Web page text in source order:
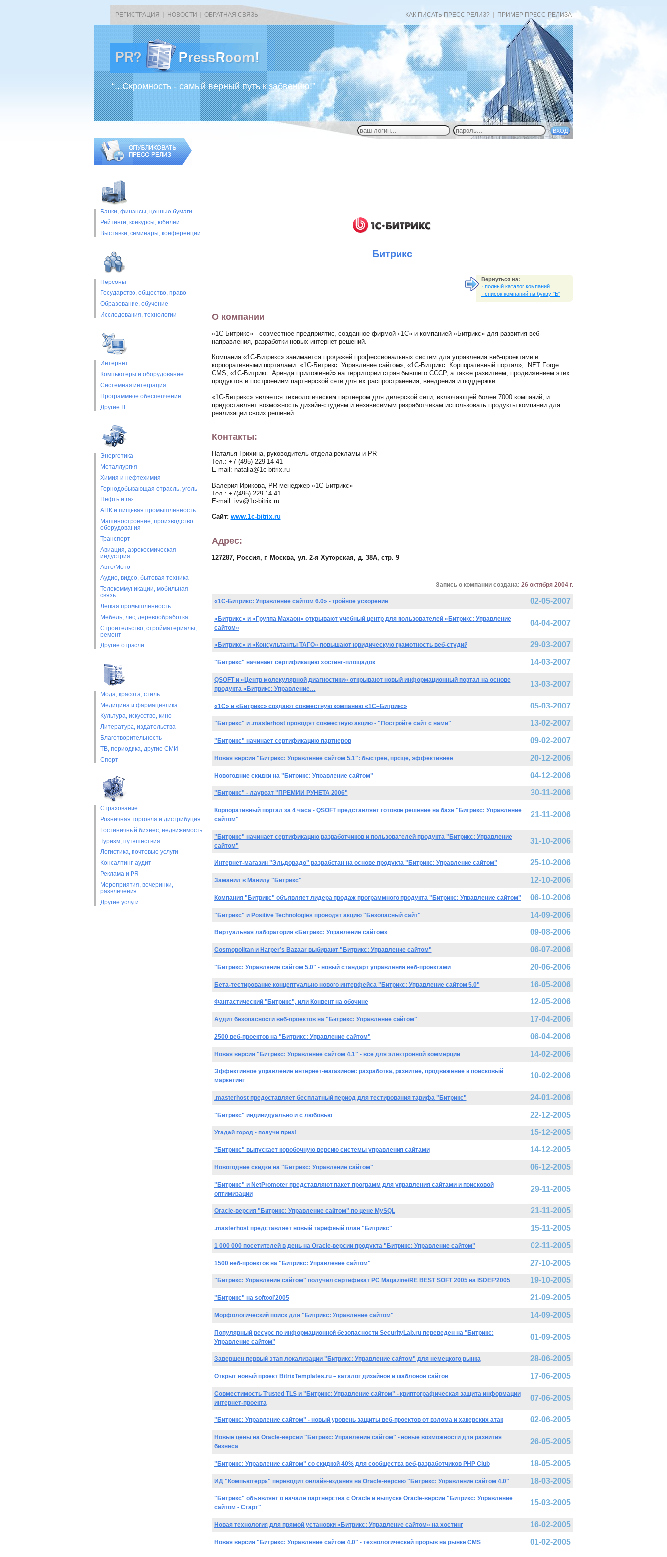
РЕГИСТРАЦИЯ НОВОСТИ ОБРАТНАЯ СВЯЗЬ КАК ПИСАТЬ ПРЕСС РЕЛИЗ? ПРИМЕР ПРЕСС-РЕЛИЗА
“...Скромность - самый верный путь к забвению!”
Банки, финансы, ценные бумаги
Рейтинги, конкурсы, юбилеи
Выставки, cеминары, конференции
Персоны
Государство, общество, право
Образование, обучение
Исследования, технологии
Интернет
Компьютеры и оборудование
Системная интеграция
Программное обеспепчение
Другие IT
Энергетика
Металлургия
Химия и нефтехимия
Горнодобывающая отрасль, уголь
Нефть и газ
АПК и пищевая промышленность
Машиностроение, производство
оборудования
Транспорт
Авиация, аэрокосмическая
индустрия
Авто/Мото
Аудио, видео, бытовая техника
Телекоммуникации, мобильная
связь
Легкая промышленность
Мебель, лес, деревообработка
Строительство, стройматериалы,
ремонт
Другие отрасли
Мода, красота, стиль
Медицина и фармацевтика
Культура, искусство, кино
Литература, издательства
Благотворительность
ТВ, периодика, другие СМИ
Спорт
Страхование
Розничная торговля и дистрибуция
Гостиничный бизнес, недвижимость
Туризм, путешествия
Логистика, почтовые услуги
Консалтинг, аудит
Реклама и PR
Мероприятия, вечеринки,
развлечения
Другие услуги
Битрикс
Вернуться на:
· полный каталог компаний
· список компаний на букву "Б"
О компании
«1С-Битрикс» - совместное предприятие, созданное фирмой «1С» и компанией «Битрикс» для развития веб-
направления, разработки новых интернет-решений.
Компания «1С-Битрикс» занимается продажей профессиональных систем для управления веб-проектами и
корпоративными порталами: «1С-Битрикс: Управление сайтом», «1С-Битрикс: Корпоративный портал», .NET Forge
CMS, «1С-Битрикс: Аренда приложений» на территории стран бывшего СССР, а также развитием, продвижением этих
продуктов и построением партнерской сети для их распространения, внедрения и поддержки.
«1С-Битрикс» является технологическим партнером для дилерской сети, включающей более 7000 компаний, и
предоставляет возможность дизайн-студиям и независимым разработчикам использовать продукты компании для
реализации своих решений.
Контакты:
Наталья Грихина, руководитель отдела рекламы и PR
Тел.: +7 (495) 229-14-41
E-mail: natalia@1c-bitrix.ru
Валерия Ирикова, PR-менеджер «1С-Битрикс»
Тел.: +7(495) 229-14-41
E-mail: ivv@1c-bitrix.ru
Сайт: www.1c-bitrix.ru
Адрес:
127287, Россия, г. Москва, ул. 2-я Хуторская, д. 38А, стр. 9
Запись о компании создана: 26 октября 2004 г.
«1С-Битрикс: Управление сайтом 6.0» - тройное ускорение 02-05-2007
«Битрикс» и «Группа Махаон» открывают учебный центр для пользователей «Битрикс: Управление
сайтом»
04-04-2007
«Битрикс» и «Консультанты ТАГО» повышают юридическую грамотность веб-студий 29-03-2007
"Битрикс" начинает сертификацию хостинг-площадок 14-03-2007
QSOFT и «Центр молекулярной диагностики» открывают новый информационный портал на основе
продукта «Битрикс: Управление…
13-03-2007
«1С» и «Битрикс» создают совместную компанию «1С–Битрикс» 05-03-2007
"Битрикс" и .masterhost проводят совместную акцию - "Постройте сайт с нами" 13-02-2007
"Битрикс" начинает сертификацию партнеров 09-02-2007
Новая версия "Битрикс: Управление сайтом 5.1": быстрее, проще, эффективнее 20-12-2006
Новогодние скидки на "Битрикс: Управление сайтом" 04-12-2006
"Битрикс" - лауреат "ПРЕМИИ РУНЕТА 2006" 30-11-2006
Корпоративный портал за 4 часа - QSOFT представляет готовое решение на базе "Битрикс: Управление
сайтом"
21-11-2006
"Битрикс" начинает сертификацию разработчиков и пользователей продукта "Битрикс: Управление
сайтом"
31-10-2006
Интернет-магазин "Эльдорадо" разработан на основе продукта "Битрикс: Управление сайтом" 25-10-2006
Заманил в Манилу "Битрикс" 12-10-2006
Компания "Битрикс" объявляет лидера продаж программного продукта "Битрикс: Управление сайтом" 06-10-2006
"Битрикс" и Positive Technologies проводят акцию "Безопасный сайт" 14-09-2006
Виртуальная лаборатория «Битрикс: Управление сайтом» 09-08-2006
Cosmopolitan и Harper’s Bazaar выбирают "Битрикс: Управление сайтом" 06-07-2006
"Битрикс: Управление сайтом 5.0" - новый стандарт управления веб-проектами 20-06-2006
Бета-тестирование концептуально нового интерфейса "Битрикс: Управление сайтом 5.0" 16-05-2006
Фантастический "Битрикс", или Конвент на обочине 12-05-2006
Аудит безопасности веб-проектов на "Битрикс: Управление сайтом" 17-04-2006
2500 веб-проектов на "Битрикс: Управление сайтом" 06-04-2006
Новая версия "Битрикс: Управление сайтом 4.1" - все для электронной коммерции 14-02-2006
Эффективное управление интернет-магазином: разработка, развитие, продвижение и поисковый
маркетинг
10-02-2006
.masterhost предоставляет бесплатный период для тестирования тарифа "Битрикс" 24-01-2006
"Битрикс" индивидуально и с любовью 22-12-2005
Угадай город - получи приз! 15-12-2005
"Битрикс" выпускает коробочную версию системы управления сайтами 14-12-2005
Новогодние скидки на "Битрикс: Управление сайтом" 06-12-2005
"Битрикс" и NetPromoter представляют пакет программ для управления сайтами и поисковой
оптимизации
29-11-2005
Oracle-версия "Битрикс: Управление сайтом" по цене MySQL 21-11-2005
.masterhost представляет новый тарифный план "Битрикс" 15-11-2005
1 000 000 посетителей в день на Oracle-версии продукта "Битрикс: Управление сайтом" 02-11-2005
1500 веб-проектов на "Битрикс: Управление сайтом" 27-10-2005
"Битрикс: Управление сайтом" получил сертификат PC Magazine/RE BEST SOFT 2005 на ISDEF’2005 19-10-2005
"Битрикс" на softool’2005 21-09-2005
Морфологический поиск для "Битрикс: Управление сайтом" 14-09-2005
Популярный ресурс по информационной безопасности SecurityLab.ru переведен на "Битрикс:
Управление сайтом"
01-09-2005
Завершен первый этап локализации "Битрикс: Управление сайтом" для немецкого рынка 28-06-2005
Открыт новый проект BitrixTemplates.ru – каталог дизайнов и шаблонов сайтов 17-06-2005
Совместимость Trusted TLS и "Битрикс: Управление сайтом" - криптографическая защита информации
интернет-проекта
07-06-2005
"Битрикс: Управление сайтом" - новый уровень защиты веб-проектов от взлома и хакерских атак 02-06-2005
Новые цены на Oracle-версии "Битрикс: Управление сайтом" - новые возможности для развития
бизнеса
26-05-2005
"Битрикс: Управление сайтом" со скидкой 40% для сообщества веб-разработчиков PHP Club 18-05-2005
ИД "Компьютерра" переводит онлайн-издания на Oracle-версию "Битрикс: Управление сайтом 4.0" 18-03-2005
"Битрикс" объявляет о начале партнерства с Oracle и выпуске Oracle-версии "Битрикс: Управление
сайтом - Старт"
15-03-2005
Новая технология для прямой установки «Битрикс: Управление сайтом» на хостинг 16-02-2005
Новая версия "Битрикс: Управление сайтом 4.0" - технологический прорыв на рынке CMS 01-02-2005